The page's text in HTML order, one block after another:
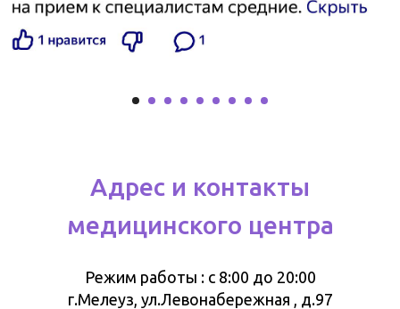
Адрес и контакты
медицинского центра
Режим работы : с 8:00 до 20:00
г.Мелеуз, ул.Левонабережная , д.97